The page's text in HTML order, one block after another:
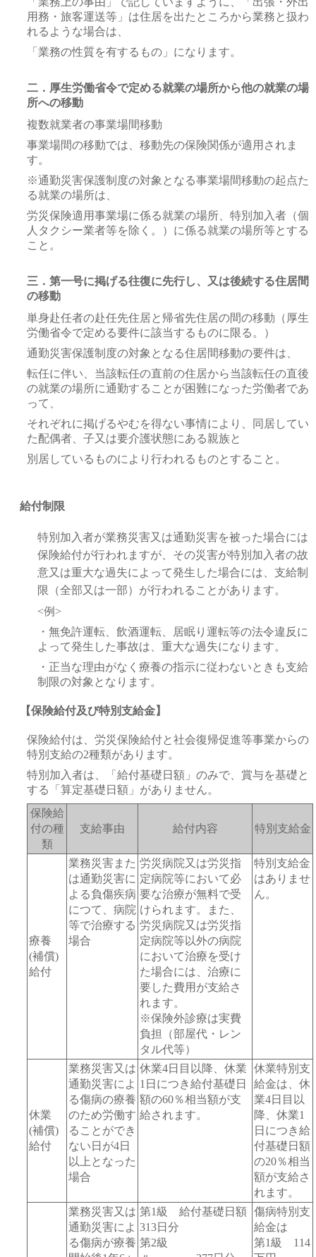
用務・旅客運送等」は住居を出たところから業務と扱わ
れるような場合は、
「業務の性質を有するもの」になります。
二．厚生労働省令で定める就業の場所から他の就業の場
所への移動
複数就業者の事業場間移動
事業場間の移動では、移動先の保険関係が適用されま
す。
※通勤災害保護制度の対象となる事業場間移動の起点た
る就業の場所は、
労災保険適用事業場に係る就業の場所、特別加入者（個
人タクシー業者等を除く。）に係る就業の場所等とする
こと。
三．第一号に掲げる往復に先行し、又は後続する住居間
の移動
単身赴任者の赴任先住居と帰省先住居の間の移動（厚生
労働省令で定める要件に該当するものに限る。）
通勤災害保護制度の対象となる住居間移動の要件は、
転任に伴い、当該転任の直前の住居から当該転任の直後
の就業の場所に通勤することが困難になった労働者であ
って、
それぞれに掲げるやむを得ない事情により、同居してい
た配偶者、子又は要介護状態にある親族と
別居しているものにより行われるものとすること。
給付制限
特別加入者が業務災害又は通勤災害を被った場合には
保険給付が行われますが、その災害が特別加入者の故
意又は重大な過失によって発生した場合には、支給制
限（全部又は一部）が行われることがあります。
<例>
・無免許運転、飲酒運転、居眠り運転等の法令違反に
よって発生した事故は、重大な過失になります。
・正当な理由がなく療養の指示に従わないときも支給
制限の対象となります。
【保険給付及び特別支給金】
保険給付は、労災保険給付と社会復帰促進等事業からの
特別支給の2種類があります。
特別加入者は、「給付基礎日額」のみで、賞与を基礎と
する「算定基礎日額」がありません。
保険給
付の種
類
支給事由 給付内容 特別支給金
療養
(補償)
給付
業務災害また
は通勤災害に
よる負傷疾病
につて、病院
等で治療する
場合
労災病院又は労災指
定病院等において必
要な治療が無料で受
けられます。また、
労災病院又は労災指
定病院等以外の病院
において治療を受け
た場合には、治療に
要した費用が支給さ
れます。
※保険外診療は実費
負担（部屋代・レン
タル代等）
特別支給金
はありませ
ん。
休業
(補償)
給付
業務災害又は
通勤災害によ
る傷病の療養
のため労働す
ることができ
ない日が4日
以上となった
場合
休業4日目以降、休業
1日につき給付基礎日
額の60％相当額が支
給されます。
休業特別支
給金は、休
業4日目以
降、休業1
日につき給
付基礎日額
の20％相当
額が支給さ
れます。
業務災害又は
通勤災害によ
る傷病が療養
第1級 給付基礎日額
313日分
第2級
傷病特別支
給金は
第1級 114